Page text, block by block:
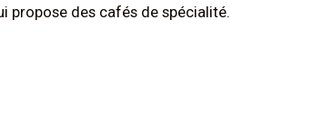
propose des cafés de spécialité.